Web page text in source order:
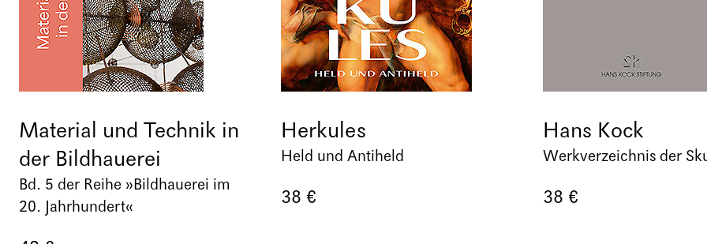
Material und Technik in
der Bildhauerei
Bd. 5 der Reihe »Bildhauerei im
20. Jahrhundert«
Herkules
Held und Antiheld
38 €
Hans Kock
Werkverzeichnis der
38 €